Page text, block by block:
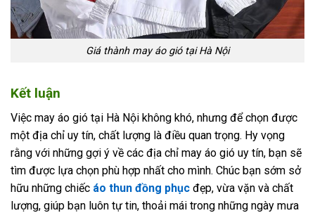
Giá thành may áo gió tại Hà Nội
Kết luận
Việc may áo gió tại Hà Nội không khó, nhưng để chọn được
một địa chỉ uy tín, chất lượng là điều quan trọng. Hy vọng
rằng với những gợi ý về các địa chỉ may áo gió uy tín, bạn sẽ
tìm được lựa chọn phù hợp nhất cho mình. Chúc bạn sớm sở
hữu những chiếc áo thun đồng phục đẹp, vừa vặn và chất
lượng, giúp bạn luôn tự tin, thoải mái trong những ngày mưa